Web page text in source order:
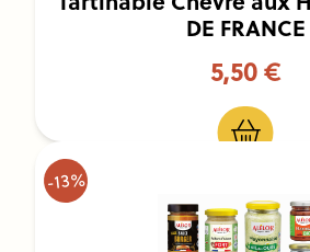
DE FRANCE
5,50 €
-13%